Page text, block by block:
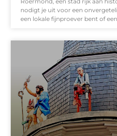
nodigt je uit voor een
een lokale fijnproever bent of